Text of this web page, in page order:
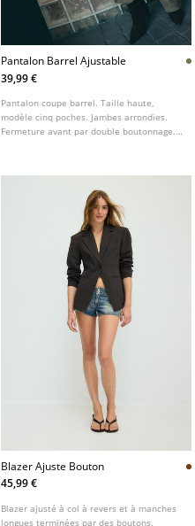
Pantalon Barrel Ajustable
39,99 €
Pantalon coupe barrel. Taille haute,
modèle cinq poches. Jambes arrondies.
Fermeture avant par double boutonnage.
Blazer Ajuste Bouton
45,99 €
Blazer ajusté à col à revers et à manches
longues terminées par des boutons.